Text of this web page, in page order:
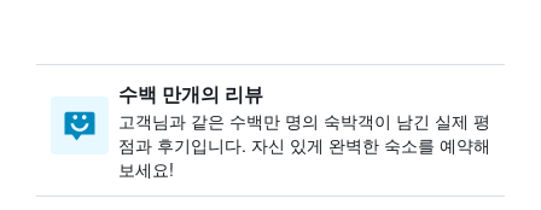
수백 만개의 리뷰
고객님과 같은 수백만 명의 숙박객이 남긴 실제 평
점과 후기입니다. 자신 있게 완벽한 숙소를 예약해
보세요!